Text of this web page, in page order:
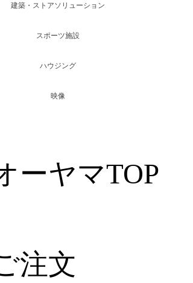
ーヤマTOP
注文
建築・ストアソリューション
スポーツ施設
ハウジング
映像